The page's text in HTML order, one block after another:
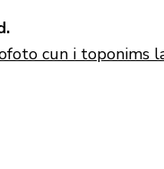
cun i toponims